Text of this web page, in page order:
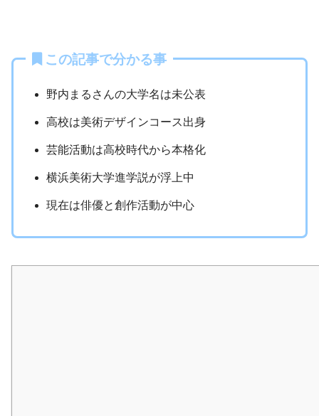
この記事で分かる事
野内まるさんの大学名は未公表
高校は美術デザインコース出身
芸能活動は高校時代から本格化
横浜美術大学進学説が浮上中
現在は俳優と創作活動が中心